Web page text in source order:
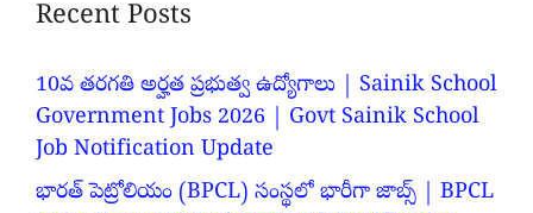
Recent Posts
10వ తరగతి అర్హత ప్రభుత్వ ఉద్యోగాలు | Sainik School
Government Jobs 2026 | Govt Sainik School
Job Notification Update
భారత్ పెట్రోలియం (BPCL) సంస్థలో భారీగా జాబ్స్ | BPCL